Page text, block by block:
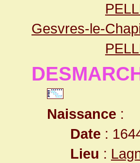
Gesvres-le-
Naissance :
Date :
Lieu :